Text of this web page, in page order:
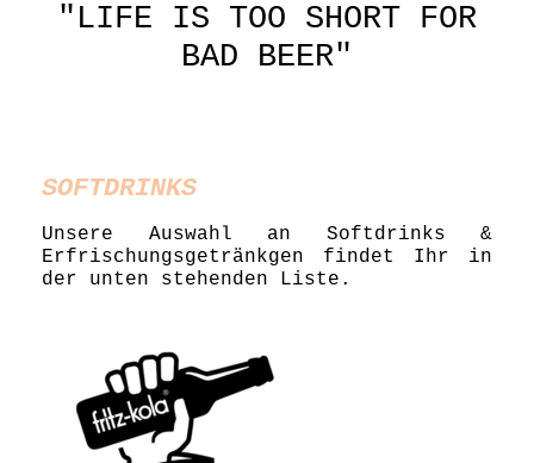
"LIFE IS TOO SHORT FOR
BAD BEER"
SOFTDRINKS
Unsere Auswahl an Softdrinks &
Erfrischungsgetränkgen findet Ihr in
der unten stehenden Liste.